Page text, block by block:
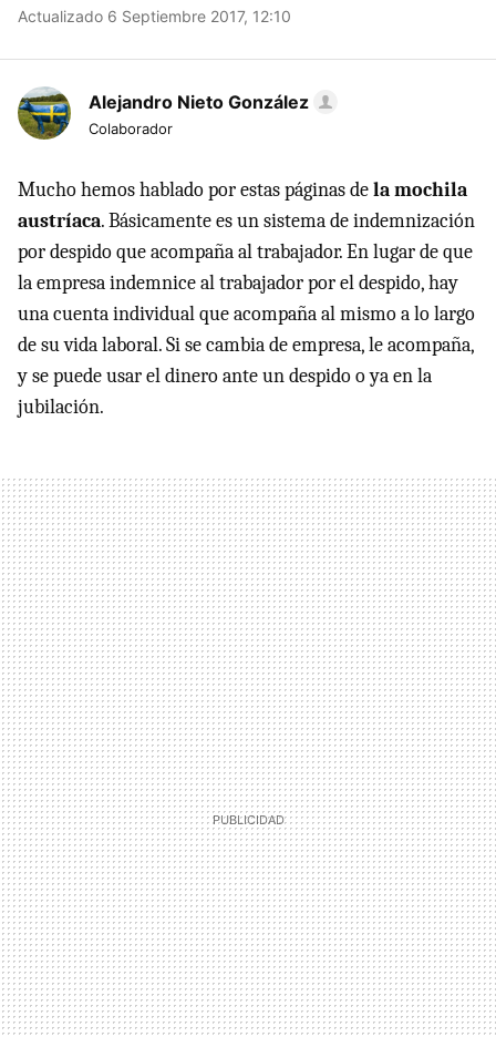
Actualizado 6 Septiembre 2017, 12:10
Alejandro Nieto González
Colaborador
Mucho hemos hablado por estas páginas dela mochila
austríaca. Básicamente es un sistema de indemnización
por despido que acompaña al trabajador. En lugar de que
la empresa indemnice al trabajador por el despido, hay
una cuenta individual que acompaña al mismo a lo largo
de su vida laboral. Si se cambia de empresa, le acompaña,
y se puede usar el dinero ante un despido o ya en la
jubilación.